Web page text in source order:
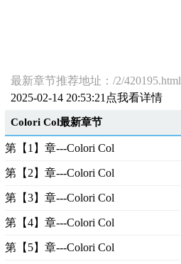
最新章节推荐地址：/2/420195.html
2025-02-14 20:53:21点我看详情
Colori Col最新章节
第【1】章---Colori Col
第【2】章---Colori Col
第【3】章---Colori Col
第【4】章---Colori Col
第【5】章---Colori Col